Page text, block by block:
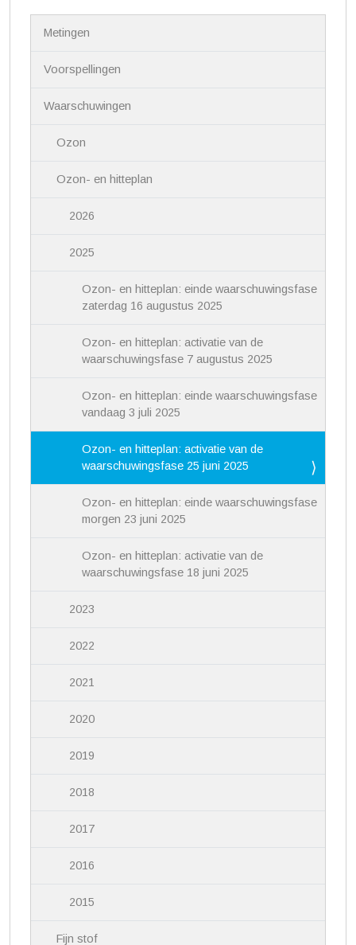
Metingen
Voorspellingen
Waarschuwingen
Ozon
Ozon- en hitteplan
2026
2025
Ozon- en hitteplan: einde waarschuwingsfase
zaterdag 16 augustus 2025
Ozon- en hitteplan: activatie van de
waarschuwingsfase 7 augustus 2025
Ozon- en hitteplan: einde waarschuwingsfase
vandaag 3 juli 2025
Ozon- en hitteplan: activatie van de
waarschuwingsfase 25 juni 2025
Ozon- en hitteplan: einde waarschuwingsfase
morgen 23 juni 2025
Ozon- en hitteplan: activatie van de
waarschuwingsfase 18 juni 2025
2023
2022
2021
2020
2019
2018
2017
2016
2015
Fijn stof